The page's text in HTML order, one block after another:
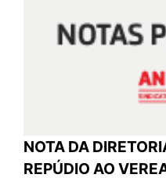
NOTA DA
REPÚDIO AO